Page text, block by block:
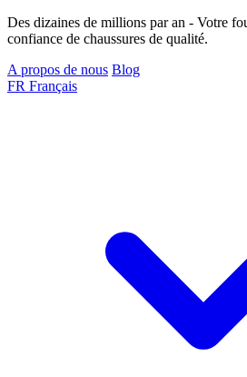
Des dizaines de millions par an - Votre
confiance de chaussures de qualité.
A propos de nous Blog
FR Français